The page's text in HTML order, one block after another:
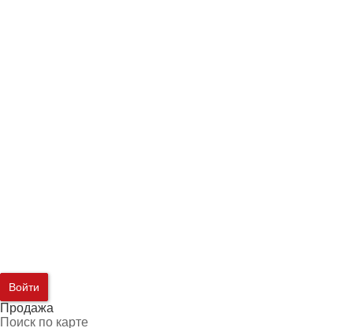
Войти
Продажа
Поиск по карте